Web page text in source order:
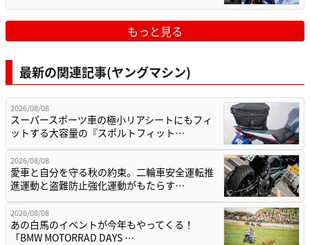
もっと見る
最新の関連記事(ヤングマシン)
2026/08/08
スーパースポーツ車の極小リアシートにもフィ
ットする大容量の『スポルトフィット…
2026/08/08
愛車と自分を守る秋の約束。二輪車安全運転推
進運動と盗難防止強化運動がもたらす…
2026/08/08
あの白馬のイベントが今年もやってくる！
「BMW MOTORRAD DAYS …